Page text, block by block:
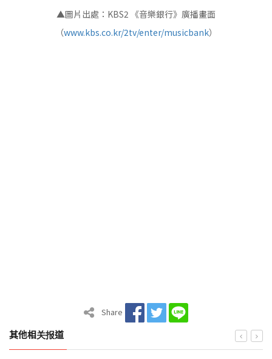
▲圖片出處：KBS2 《音樂銀行》廣播畫面
（www.kbs.co.kr/2tv/enter/musicbank）
Share
其他相关报道